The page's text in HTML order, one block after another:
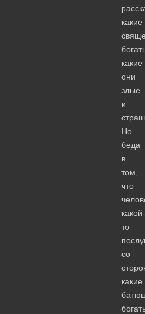
какие
какие
они
злые
и
Но
беда
в
том,
что
какой-
то
со
какие